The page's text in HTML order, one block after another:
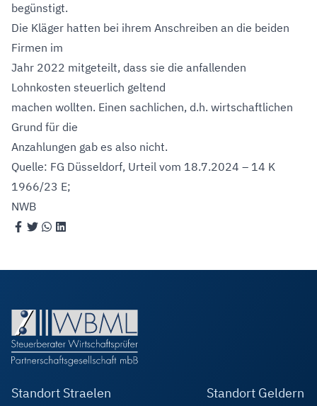
begünstigt.
Die Kläger hatten bei ihrem Anschreiben an die beiden
Firmen im
Jahr 2022 mitgeteilt, dass sie die anfallenden
Lohnkosten steuerlich geltend
machen wollten. Einen sachlichen, d.h. wirtschaftlichen
Grund für die
Anzahlungen gab es also nicht.
Quelle: FG Düsseldorf, Urteil vom 18.7.2024 – 14 K
1966/23 E;
NWB
Standort Straelen Standort Geldern